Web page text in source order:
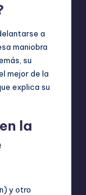
a
maniobra
su
mejor de la
explica su
la
y otro